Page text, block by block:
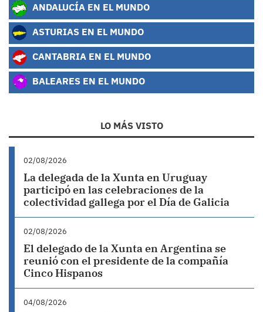
ANDALUCÍA EN EL MUNDO
ASTURIAS EN EL MUNDO
CANTABRIA EN EL MUNDO
BALEARES EN EL MUNDO
LO MÁS VISTO
02/08/2026
La delegada de la Xunta en Uruguay
participó en las celebraciones de la
colectividad gallega por el Día de Galicia
02/08/2026
El delegado de la Xunta en Argentina se
reunió con el presidente de la compañía
Cinco Hispanos
04/08/2026